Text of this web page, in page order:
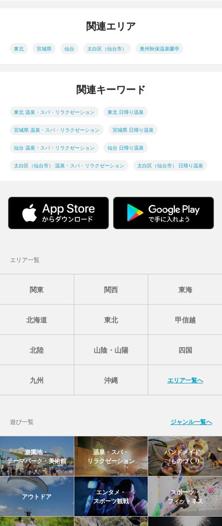
関連エリア
東北 宮城県 仙台 太白区（仙台市） 奥州秋保温泉蘭亭
関連キーワード
東北 温泉・スパ・リラクゼーション 東北 日帰り温泉
宮城県 温泉・スパ・リラクゼーション 宮城県 日帰り温泉
仙台 温泉・スパ・リラクゼーション 仙台 日帰り温泉
太白区（仙台市） 温泉・スパ・リラクゼーション 太白区（仙台市） 日帰り温泉
エリア一覧
関東 関西 東海
北海道 東北 甲信越
北陸 山陰・山陽 四国
九州 沖縄 エリア一覧へ
遊び一覧 ジャンル一覧へ
遊園地・
テーマパーク・美術館
温泉・スパ・
リラクゼーション
ハンドメイド・
ものづくり
アウトドア
エンタメ・
スポーツ観戦
スポーツ・
フィットネス